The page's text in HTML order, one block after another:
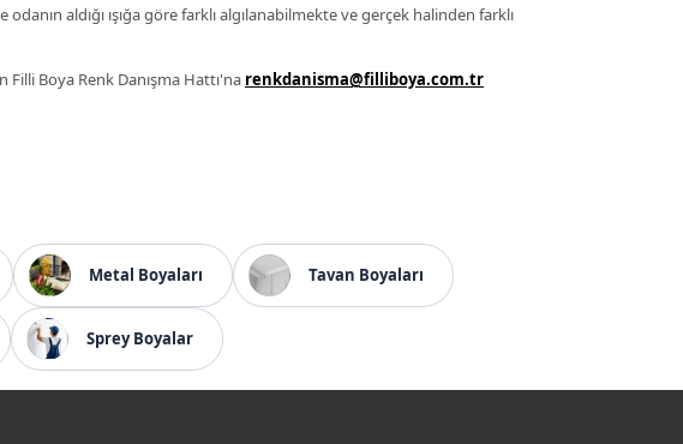
aldığı ışığa göre farklı algılanabilmekte ve gerçek halinden farklı
Boya Renk Danışma Hattı'na renkdanisma@filliboya.com.tr
Metal Boyaları Tavan Boyaları
Sprey Boyalar